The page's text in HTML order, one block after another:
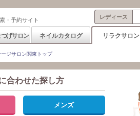
・予約サイト レディース
げサロン ネイルカタログ リラクサロン
ジサロン関東トップ
索・予約
合わせた探し方
メンズ